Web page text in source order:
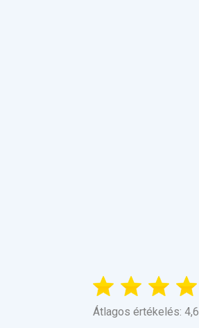
Átlagos értékelés: